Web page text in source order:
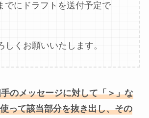
でにドラフトを送付予定で
しくお願いいたします。
のメッセージに対して「＞」な
って該当部分を抜き出し、その